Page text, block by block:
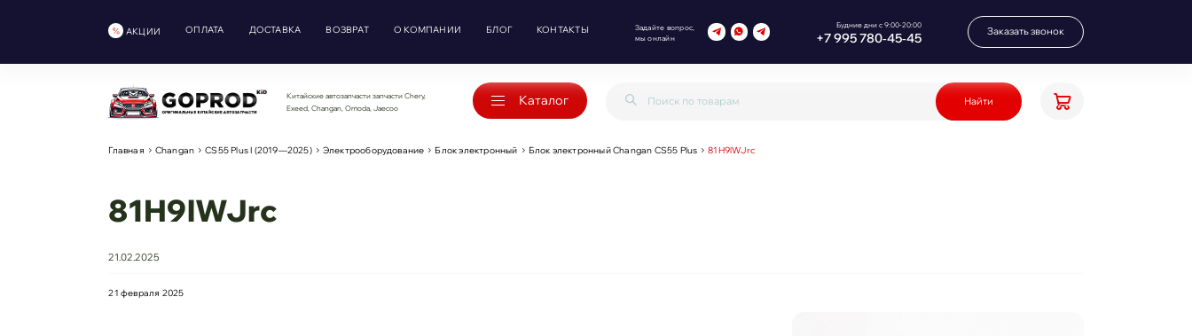
АКЦИИ ОПЛАТА ДОСТАВКА ВОЗВРАТ О КОМПАНИИ БЛОГ КОНТАКТЫ
Задайте вопрос,
мы онлайн
Будние дни с 9:00-20:00
+7 995 780‑45‑45 Заказать звонок
Китайские автозапчасти запчасти Chery,
Exeed, Changan, Omoda, Jaecoo
Каталог Найти
Главная Changan CS55 Plus I (2019—2025) Электрооборудование Блок электронный Блок электронный Changan CS55 Plus 81H9lWJrc
81H9lWJrc
21.02.2025
21 февраля 2025